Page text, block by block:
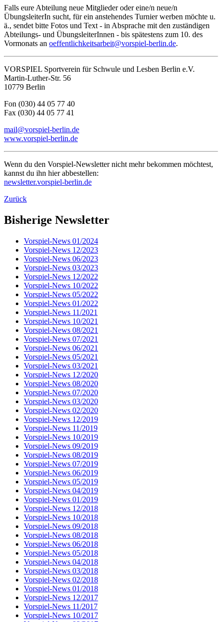
Falls eure Abteilung neue Mitglieder oder eine/n neue/n
ÜbungsleiterIn sucht, für ein anstehendes Turnier werben möchte u.
ä., sendet bitte Fotos und Text ‑ in Absprache mit den zuständigen
Abteilungs- und ÜbungsleiterInnen - bis spätestens zum 10. des
Vormonats an oeffentlichkeitsarbeit@vorspiel-berlin.de.
VORSPIEL Sportverein für Schwule und Lesben Berlin e.V.
Martin-Luther-Str. 56
10779 Berlin
Fon (030) 44 05 77 40
Fax (030) 44 05 77 41
mail@vorspiel-berlin.de
www.vorspiel-berlin.de
Wenn du den Vorspiel-Newsletter nicht mehr bekommen möchtest,
kannst du ihn hier abbestellen:
newsletter.vorspiel-berlin.de
Zurück
Bisherige Newsletter
Vorspiel-News 01/2024
Vorspiel-News 12/2023
Vorspiel-News 06/2023
Vorspiel-News 03/2023
Vorspiel-News 12/2022
Vorspiel-News 10/2022
Vorspiel-News 05/2022
Vorspiel-News 01/2022
Vorspiel-News 11/2021
Vorspiel-News 10/2021
Vorspiel-News 08/2021
Vorspiel-News 07/2021
Vorspiel-News 06/2021
Vorspiel-News 05/2021
Vorspiel-News 03/2021
Vorspiel-News 12/2020
Vorspiel-News 08/2020
Vorspiel-News 07/2020
Vorspiel-News 03/2020
Vorspiel-News 02/2020
Vorspiel-News 12/2019
Vorspiel-News 11/2019
Vorspiel-News 10/2019
Vorspiel-News 09/2019
Vorspiel-News 08/2019
Vorspiel-News 07/2019
Vorspiel-News 06/2019
Vorspiel-News 05/2019
Vorspiel-News 04/2019
Vorspiel-News 01/2019
Vorspiel-News 12/2018
Vorspiel-News 10/2018
Vorspiel-News 09/2018
Vorspiel-News 08/2018
Vorspiel-News 06/2018
Vorspiel-News 05/2018
Vorspiel-News 04/2018
Vorspiel-News 03/2018
Vorspiel-News 02/2018
Vorspiel-News 01/2018
Vorspiel-News 12/2017
Vorspiel-News 11/2017
Vorspiel-News 10/2017